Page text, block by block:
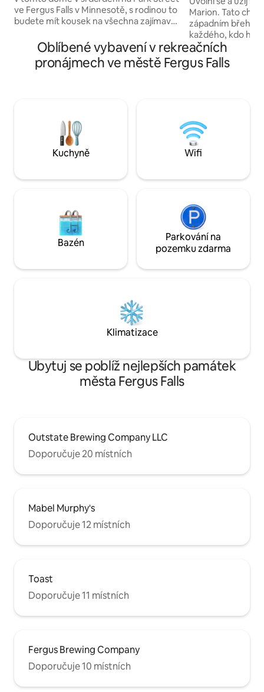
ve Fergus Falls v Minnesotě, s rodinou to
budete mít kousek na všechna zajímavá
na hokejovém turnaji nebo si užijte
nějaké představení. Nachází se kousek
pěšky nebo autem od historického
Tento dům byl vkusně zrekonstruován,
aby vyhovoval všem vašim potřebám!
Vítejte v Park Place.
Marion. Tato
západním břehu,
každého, kdo
nádherné
jezeře. Hosté
vybavenou
nakupování, pěší
a restaurací.
u jezera je
rok.)
Oblíbené vybavení v rekreačních
pronájmech ve městě Fergus Falls
Kuchyně Wifi
Bazén
Parkování na
pozemku zdarma
Klimatizace
Ubytuj se poblíž nejlepších památek
města Fergus Falls
Outstate Brewing Company LLC
Doporučuje 20 místních
Mabel Murphy's
Doporučuje 12 místních
Toast
Doporučuje 11 místních
Fergus Brewing Company
Doporučuje 10 místních